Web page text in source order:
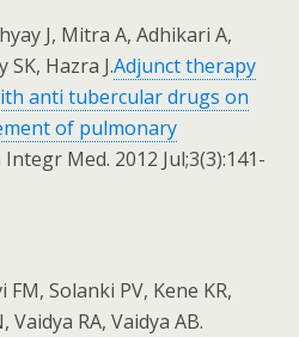
J, Mitra A, Adhikari A,
Hazra J.Adjunct therapy
anti tubercular drugs on
of pulmonary
Integr Med. 2012 Jul;3(3):141-
Solanki PV, Kene KR,
Vaidya RA, Vaidya AB.